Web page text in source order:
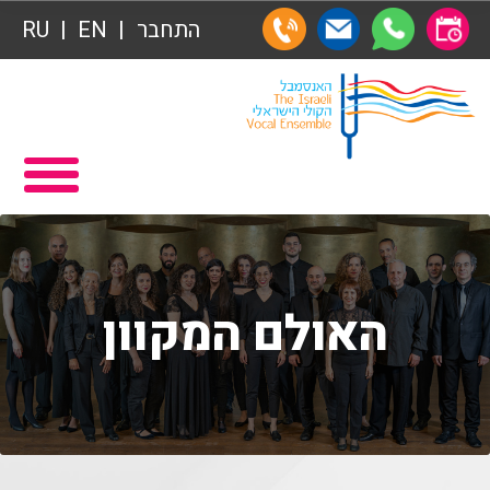
תרומות
הצטרפות לאגודת הידידים
רכישת מנויים
שידור ישיר
צור קשר
אודות
התחבר EN
RU
ראשי
תכניה ומשחקיה – איתמר פוגש ארנב
תרומות
הצטרפות לאגודת הידידים
אגודת הידידים
רכישת מנויים
האולם המקוון